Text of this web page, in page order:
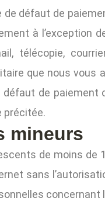
défaut de
à l’exception
télécopie,
que nous vous
de paiement
précitée.
mineurs
de moins de
sans
concernant